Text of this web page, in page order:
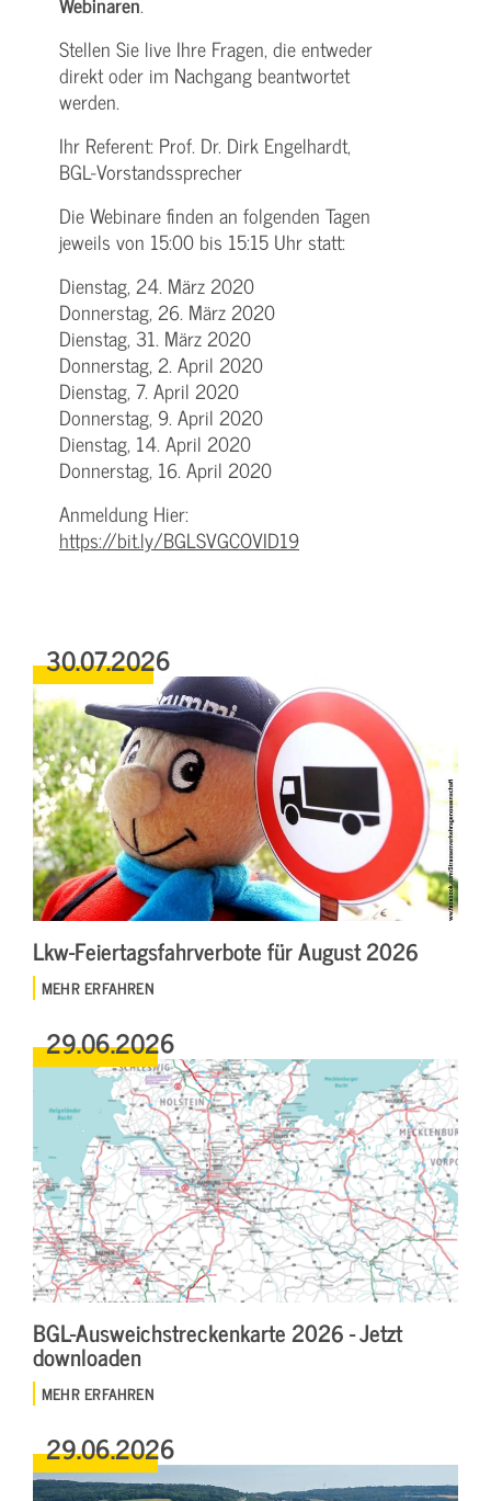
Stellen Sie live Ihre Fragen, die entweder
direkt oder im Nachgang beantwortet
werden.
Ihr Referent: Prof. Dr. Dirk Engelhardt,
BGL-Vorstandssprecher
Die Webinare finden an folgenden Tagen
jeweils von 15:00 bis 15:15 Uhr statt:
Dienstag, 24. März 2020
Donnerstag, 26. März 2020
Dienstag, 31. März 2020
Donnerstag, 2. April 2020
Dienstag, 7. April 2020
Donnerstag, 9. April 2020
Dienstag, 14. April 2020
Donnerstag, 16. April 2020
Anmeldung Hier:
https://bit.ly/BGLSVGCOVID19
30.07.2026
Lkw-Feiertagsfahrverbote für August 2026
MEHR ERFAHREN
29.06.2026
BGL-Ausweichstreckenkarte 2026 - Jetzt
downloaden
MEHR ERFAHREN
29.06.2026